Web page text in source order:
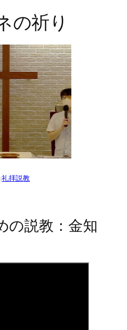
の祈り
礼拝説教
の説教：金知